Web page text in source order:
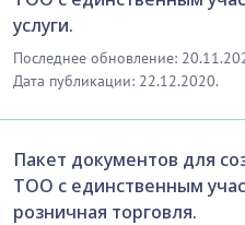
услуги.
Последнее обновление:
Дата публикации: 22.12.2020.
Пакет документов для
ТОО с единственным
розничная торговля.